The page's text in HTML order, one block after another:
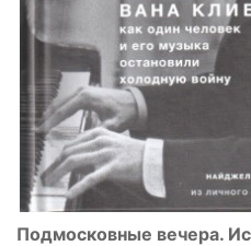
Подмосковные вечера.